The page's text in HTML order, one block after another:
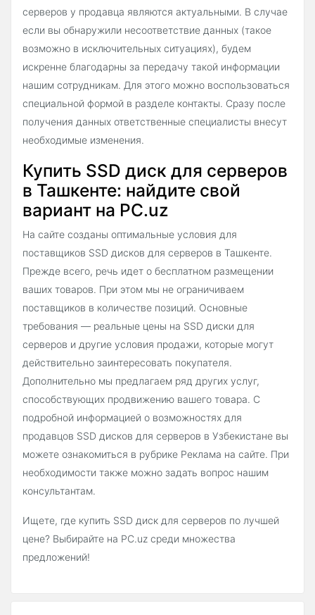
серверов у продавца являются актуальными. В случае
если вы обнаружили несоответствие данных (такое
возможно в исключительных ситуациях), будем
искренне благодарны за передачу такой информации
нашим сотрудникам. Для этого можно воспользоваться
специальной формой в разделе контакты. Сразу после
получения данных ответственные специалисты внесут
необходимые изменения.
Купить SSD диск для серверов
в Ташкенте: найдите свой
вариант на PC.uz
На сайте созданы оптимальные условия для
поставщиков SSD дисков для серверов в Ташкенте.
Прежде всего, речь идет о бесплатном размещении
ваших товаров. При этом мы не ограничиваем
поставщиков в количестве позиций. Основные
требования — реальные цены на SSD диски для
серверов и другие условия продажи, которые могут
действительно заинтересовать покупателя.
Дополнительно мы предлагаем ряд других услуг,
способствующих продвижению вашего товара. С
подробной информацией о возможностях для
продавцов SSD дисков для серверов в Узбекистане вы
можете ознакомиться в рубрике Реклама на сайте. При
необходимости также можно задать вопрос нашим
консультантам.
Ищете, где купить SSD диск для серверов по лучшей
цене? Выбирайте на PC.uz среди множества
предложений!